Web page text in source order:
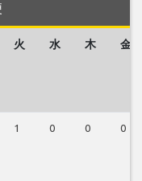
火 水 木 金
1 0 0 0